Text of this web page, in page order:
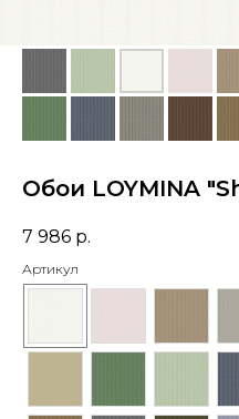
Обои LOYMINA
7 986 р.
Артикул